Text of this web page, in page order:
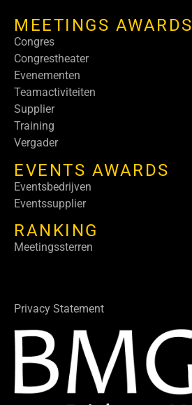
MEETINGS AWARDS
Congres
Congrestheater
Evenementen
Teamactiviteiten
Supplier
Training
Vergader
EVENTS AWARDS
Eventsbedrijven
Eventssupplier
RANKING
Meetingssterren
Privacy Statement